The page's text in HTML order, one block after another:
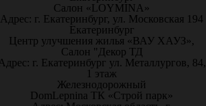
Салон «LOYMINA»
Адрес: г. Екатеринбург, ул. Московская 194
Екатеринбург
Центр улучшения жилья «ВАУ ХАУЗ»,
Салон "Декор ТД
г. Екатеринбург ул. Металлургов, 84,
1 этаж
Железнодорожный
DomLepnina ТК «Строй парк»